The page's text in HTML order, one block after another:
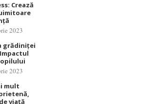
Crează
2023
grădiniței
2023
mult
viață